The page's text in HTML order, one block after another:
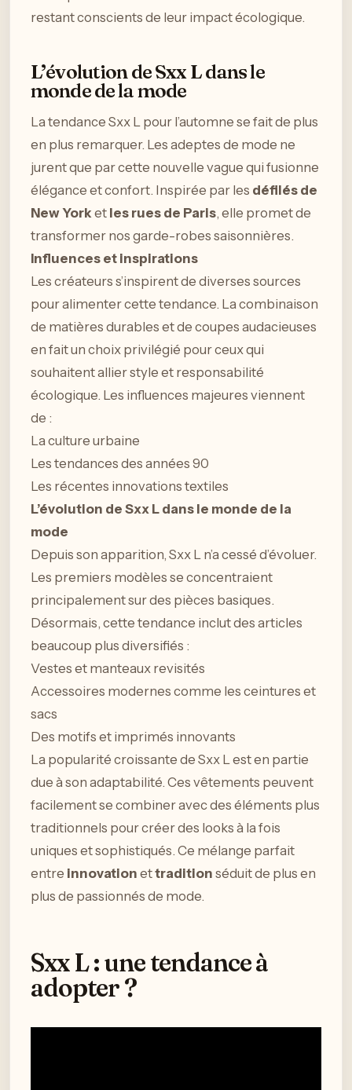
restant conscients de leur impact écologique.
L’évolution de Sxx L dans le
monde de la mode
La tendance Sxx L pour l’automne se fait de plus
en plus remarquer. Les adeptes de mode ne
jurent que par cette nouvelle vague qui fusionne
élégance et confort. Inspirée par les défilés de
New York et les rues de Paris, elle promet de
transformer nos garde-robes saisonnières.
Influences et inspirations
Les créateurs s’inspirent de diverses sources
pour alimenter cette tendance. La combinaison
de matières durables et de coupes audacieuses
en fait un choix privilégié pour ceux qui
souhaitent allier style et responsabilité
écologique. Les influences majeures viennent
de :
La culture urbaine
Les tendances des années 90
Les récentes innovations textiles
L’évolution de Sxx L dans le monde de la
mode
Depuis son apparition, Sxx L n’a cessé d’évoluer.
Les premiers modèles se concentraient
principalement sur des pièces basiques.
Désormais, cette tendance inclut des articles
beaucoup plus diversifiés :
Vestes et manteaux revisités
Accessoires modernes comme les ceintures et
sacs
Des motifs et imprimés innovants
La popularité croissante de Sxx L est en partie
due à son adaptabilité. Ces vêtements peuvent
facilement se combiner avec des éléments plus
traditionnels pour créer des looks à la fois
uniques et sophistiqués. Ce mélange parfait
entre innovation ettradition séduit de plus en
plus de passionnés de mode.
Sxx L : une tendance à
adopter ?